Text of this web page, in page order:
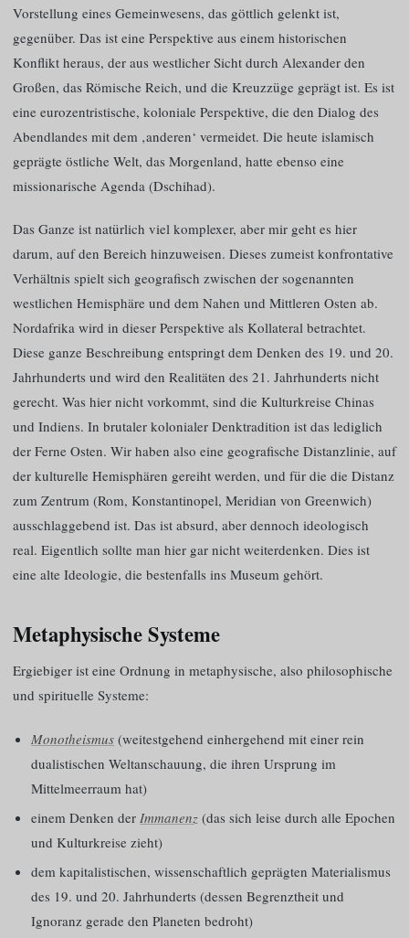
Vorstellung eines Gemeinwesens, das göttlich gelenkt ist,
gegenüber. Das ist eine Perspektive aus einem historischen
Konflikt heraus, der aus westlicher Sicht durch Alexander den
Großen, das Römische Reich, und die Kreuzzüge geprägt ist. Es ist
eine eurozentristische, koloniale Perspektive, die den Dialog des
Abendlandes mit dem ‚anderen‘ vermeidet. Die heute islamisch
geprägte östliche Welt, das Morgenland, hatte ebenso eine
missionarische Agenda (Dschihad).
Das Ganze ist natürlich viel komplexer, aber mir geht es hier
darum, auf den Bereich hinzuweisen. Dieses zumeist konfrontative
Verhältnis spielt sich geografisch zwischen der sogenannten
westlichen Hemisphäre und dem Nahen und Mittleren Osten ab.
Nordafrika wird in dieser Perspektive als Kollateral betrachtet.
Diese ganze Beschreibung entspringt dem Denken des 19. und 20.
Jahrhunderts und wird den Realitäten des 21. Jahrhunderts nicht
gerecht. Was hier nicht vorkommt, sind die Kulturkreise Chinas
und Indiens. In brutaler kolonialer Denktradition ist das lediglich
der Ferne Osten. Wir haben also eine geografische Distanzlinie, auf
der kulturelle Hemisphären gereiht werden, und für die die Distanz
zum Zentrum (Rom, Konstantinopel, Meridian von Greenwich)
ausschlaggebend ist. Das ist absurd, aber dennoch ideologisch
real. Eigentlich sollte man hier gar nicht weiterdenken. Dies ist
eine alte Ideologie, die bestenfalls ins Museum gehört.
Metaphysische Systeme
Ergiebiger ist eine Ordnung in metaphysische, also philosophische
und spirituelle Systeme:
Monotheismus (weitestgehend einhergehend mit einer rein
dualistischen Weltanschauung, die ihren Ursprung im
Mittelmeerraum hat)
einem Denken der Immanenz (das sich leise durch alle Epochen
und Kulturkreise zieht)
dem kapitalistischen, wissenschaftlich geprägten Materialismus
des 19. und 20. Jahrhunderts (dessen Begrenztheit und
Ignoranz gerade den Planeten bedroht)